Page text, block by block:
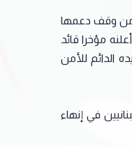
من وقف دعمها
مؤخرا قائد
الدائم للأمن
في إنهاء